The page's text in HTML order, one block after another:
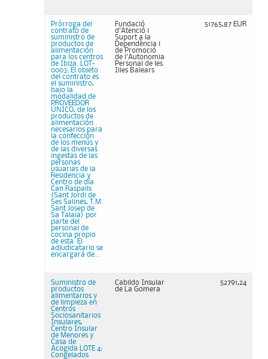
Prórroga del
contrato de
suministro de
productos de
alimentación
para los centros
de Ibiza. LOT-
0003: El objeto
del contrato es
el suministro,
bajo la
modalidad de
PROVEEDOR
ÚNICO, de los
productos de
alimentación
necesarios para
la confección
de los menús y
de las diversas
ingestas de las
personas
usuarias de la
Residencia y
Centro de día
Can Raspalls
(Sant Jordi de
Ses Salines, T.M.
Sant Josep de
Sa Talaia) por
parte del
personal de
cocina propio
de esta. El
adjudicatario se
encargará de...
Fundació
d'Atenció i
Suport a la
Dependència i
de Promoció
de l'Autonomia
Personal de les
Illes Balears
51765,87 EUR
Suministro de
productos
alimentarios y
de limpieza en
Centros
Sociosanitarios
Insulares,
Centro Insular
de Menores y
Casa de
Acogida LOTE 4:
Congelados
Cabildo Insular
de La Gomera
52791,24